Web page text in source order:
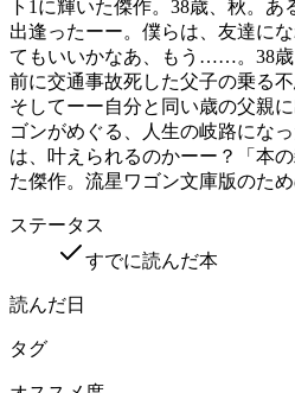
ト1に輝いた傑作。38歳、秋。
出逢ったーー。僕らは、友達に
てもいいかなあ、もう……。38
前に交通事故死した父子の乗る
そしてーー自分と同い歳の父親
ゴンがめぐる、人生の岐路にな
は、叶えられるのかーー？「本
た傑作。流星ワゴン文庫版のた
ステータス
すでに読んだ本
読んだ日
タグ